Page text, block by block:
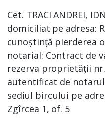
Cet. TRACI ANDREI,
domiciliat pe adresa:
cunoștință pierderea
notarial: Contract de
rezerva proprietății nr.
autentificat de
sediul biroului pe
Zgîrcea 1, of. 5